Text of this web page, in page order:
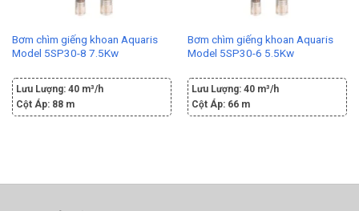
Bơm chìm giếng khoan Aquaris
Model 5SP30-8 7.5Kw
Lưu Lượng: 40 m³/h
Cột Áp: 88 m
Bơm chìm giếng khoan Aquaris
Model 5SP30-6 5.5Kw
Lưu Lượng: 40 m³/h
Cột Áp: 66 m